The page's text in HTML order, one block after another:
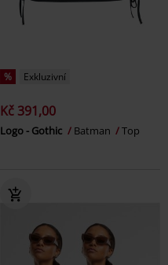
% Exkluzivní
Kč 391,00
Logo - Gothic Batman Top